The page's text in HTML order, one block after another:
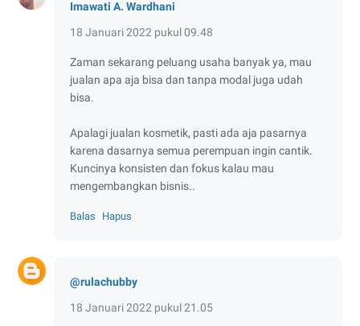
Imawati A. Wardhani
18 Januari 2022 pukul 09.48
Zaman sekarang peluang usaha banyak ya, mau
jualan apa aja bisa dan tanpa modal juga udah
bisa.
Apalagi jualan kosmetik, pasti ada aja pasarnya
karena dasarnya semua perempuan ingin cantik.
Kuncinya konsisten dan fokus kalau mau
mengembangkan bisnis..
Balas Hapus
@rulachubby
18 Januari 2022 pukul 21.05